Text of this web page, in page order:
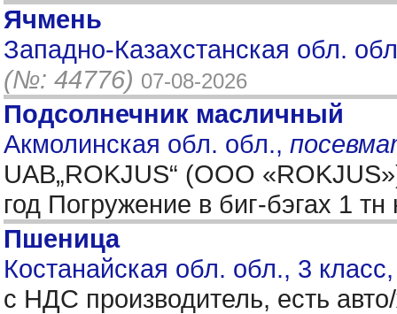
Ячмень
Западно-Казахстанская обл.
(№: 44776) 07-08-2026
Подсолнечник масличный
Акмолинская обл. обл.,
UAB„ROKJUS“ (ООО
год Погружение в биг-бэгах 1
Пшеница
Костанайская обл. обл., 3
с НДС производитель, есть